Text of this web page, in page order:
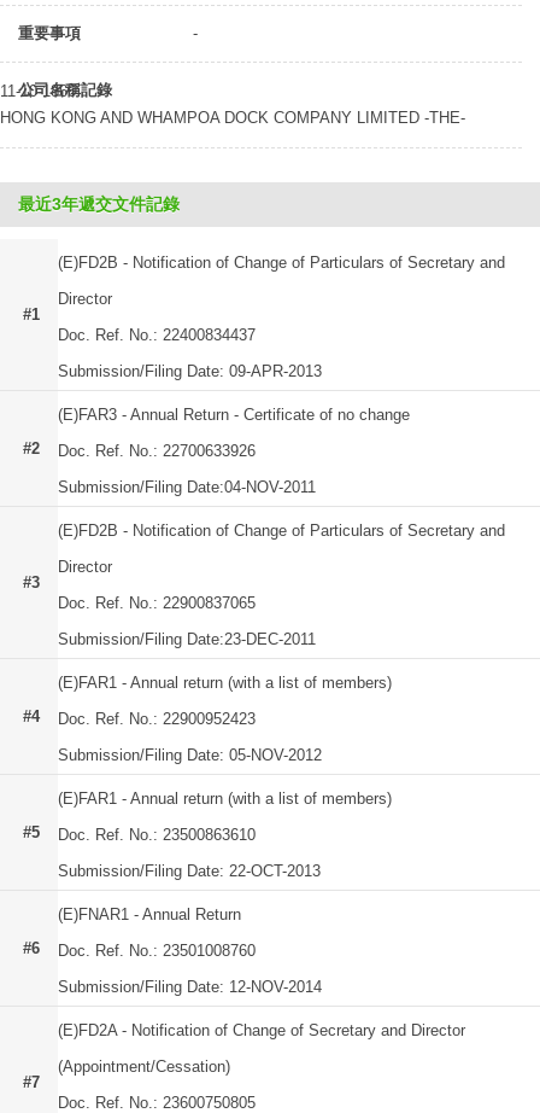
重要事項 -
公司名稱記錄
11-10-1866
HONG KONG AND WHAMPOA DOCK COMPANY LIMITED -THE-
最近3年遞交文件記錄
#1
(E)FD2B - Notification of Change of Particulars of Secretary and
Director
Doc. Ref. No.: 22400834437
Submission/Filing Date: 09-APR-2013
#2
(E)FAR3 - Annual Return - Certificate of no change
Doc. Ref. No.: 22700633926
Submission/Filing Date:04-NOV-2011
#3
(E)FD2B - Notification of Change of Particulars of Secretary and
Director
Doc. Ref. No.: 22900837065
Submission/Filing Date:23-DEC-2011
#4
(E)FAR1 - Annual return (with a list of members)
Doc. Ref. No.: 22900952423
Submission/Filing Date: 05-NOV-2012
#5
(E)FAR1 - Annual return (with a list of members)
Doc. Ref. No.: 23500863610
Submission/Filing Date: 22-OCT-2013
#6
(E)FNAR1 - Annual Return
Doc. Ref. No.: 23501008760
Submission/Filing Date: 12-NOV-2014
#7
(E)FD2A - Notification of Change of Secretary and Director
(Appointment/Cessation)
Doc. Ref. No.: 23600750805